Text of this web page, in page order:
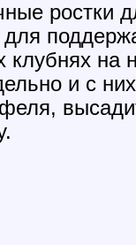
ростки
для
клубнях на
и с